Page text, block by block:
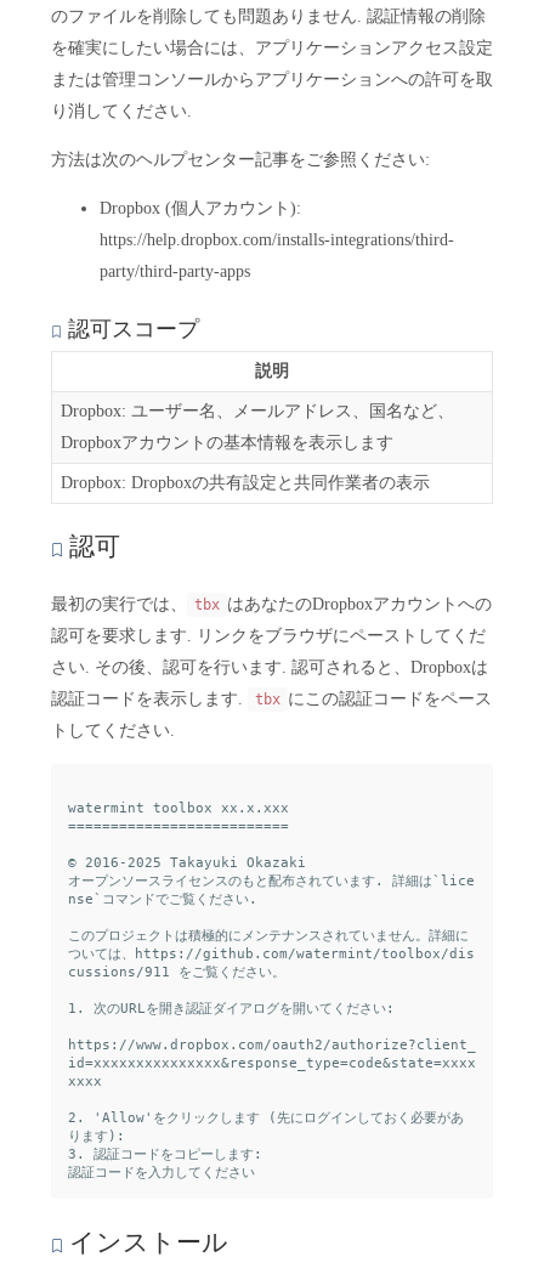
のファイルを削除しても問題ありません. 認証情報の削除
を確実にしたい場合には、アプリケーションアクセス設定
または管理コンソールからアプリケーションへの許可を取
り消してください.
方法は次のヘルプセンター記事をご参照ください:
Dropbox (個人アカウント):
https://help.dropbox.com/installs-integrations/third-
party/third-party-apps
認可スコープ
説明
Dropbox: ユーザー名、メールアドレス、国名など、
Dropboxアカウントの基本情報を表示します
Dropbox: Dropboxの共有設定と共同作業者の表示
認可
最初の実行では、 tbx はあなたのDropboxアカウントへの
認可を要求します. リンクをブラウザにペーストしてくだ
さい. その後、認可を行います. 認可されると、Dropboxは
認証コードを表示します.
tbx にこの認証コードをペース
トしてください.
watermint toolbox xx.x.xxx
==========================
© 2016-2025 Takayuki Okazaki
オープンソースライセンスのもと配布されています. 詳細は`lice
nse`コマンドでご覧ください.
このプロジェクトは積極的にメンテナンスされていません。詳細に
ついては、https://github.com/watermint/toolbox/dis
cussions/911 をご覧ください。
1. 次のURLを開き認証ダイアログを開いてください:
https://www.dropbox.com/oauth2/authorize?client_
id=xxxxxxxxxxxxxxx&response_type=code&state=xxxx
xxxx
2. 'Allow'をクリックします (先にログインしておく必要があ
ります):
3. 認証コードをコピーします:
インストール